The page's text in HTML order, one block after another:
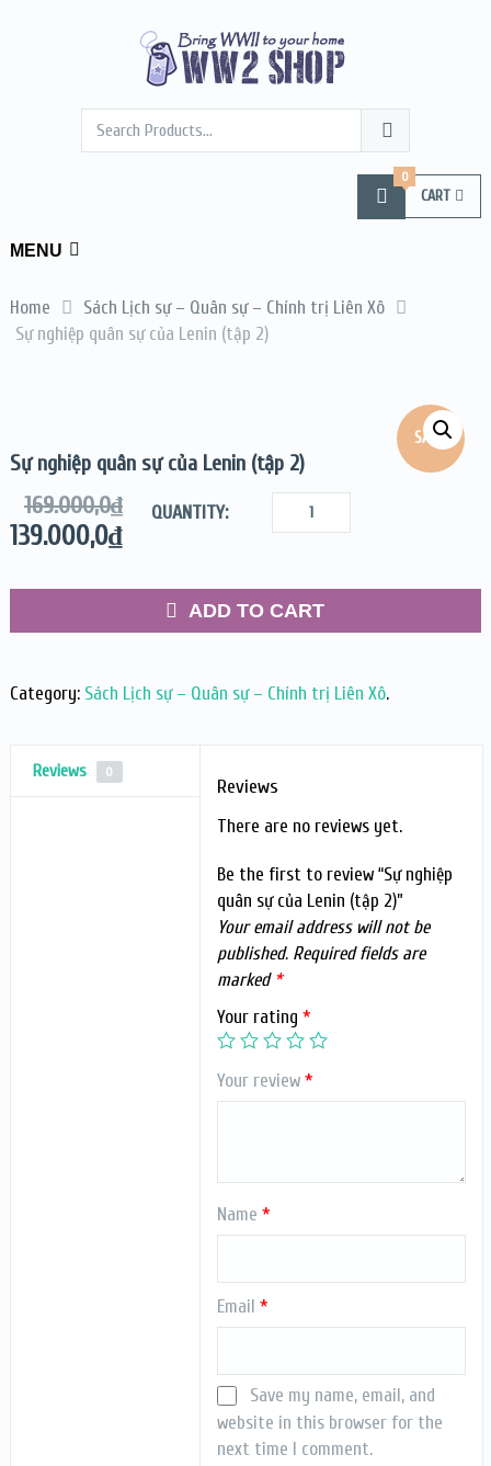
CART
0
MENU
Home
Sách Lịch sự – Quân sự – Chính trị Liên Xô
Sự nghiệp quân sự của Lenin (tập 2)
SALE!
Sự nghiệp quân sự của Lenin (tập 2)
169.000,0₫
139.000,0₫
QUANTITY:
ADD TO CART
Category: Sách Lịch sự – Quân sự – Chính trị Liên Xô.
Reviews 0
Reviews
There are no reviews yet.
Be the first to review “Sự nghiệp
quân sự của Lenin (tập 2)”
Your email address will not be
published. Required fields are
marked *
Your rating*
Your review*
Name*
Email*
Save my name, email, and
website in this browser for the
next time I comment.